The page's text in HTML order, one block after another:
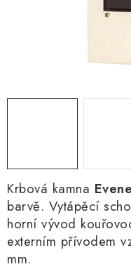
Krbová kamna
barvě. Vytápěcí
horní vývod
externím přívodem
mm.